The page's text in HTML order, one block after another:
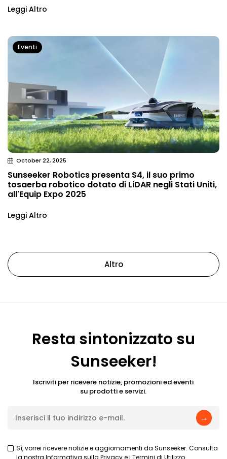
Leggi Altro
Eventi
October 22, 2025
Sunseeker Robotics presenta S4, il suo primo
tosaerba robotico dotato di LiDAR negli Stati Uniti,
all'Equip Expo 2025
Leggi Altro
Altro
Resta sintonizzato su
Sunseeker!
Iscriviti per ricevere notizie, promozioni ed eventi
su prodotti e servizi.
→
Sì, vorrei ricevere notizie e aggiornamenti da Sunseeker. Consulta
la nostra Informativa sulla Privacye i Termini di Utilizzo.